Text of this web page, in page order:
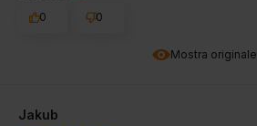
Mostra originale
0
0
Jakub